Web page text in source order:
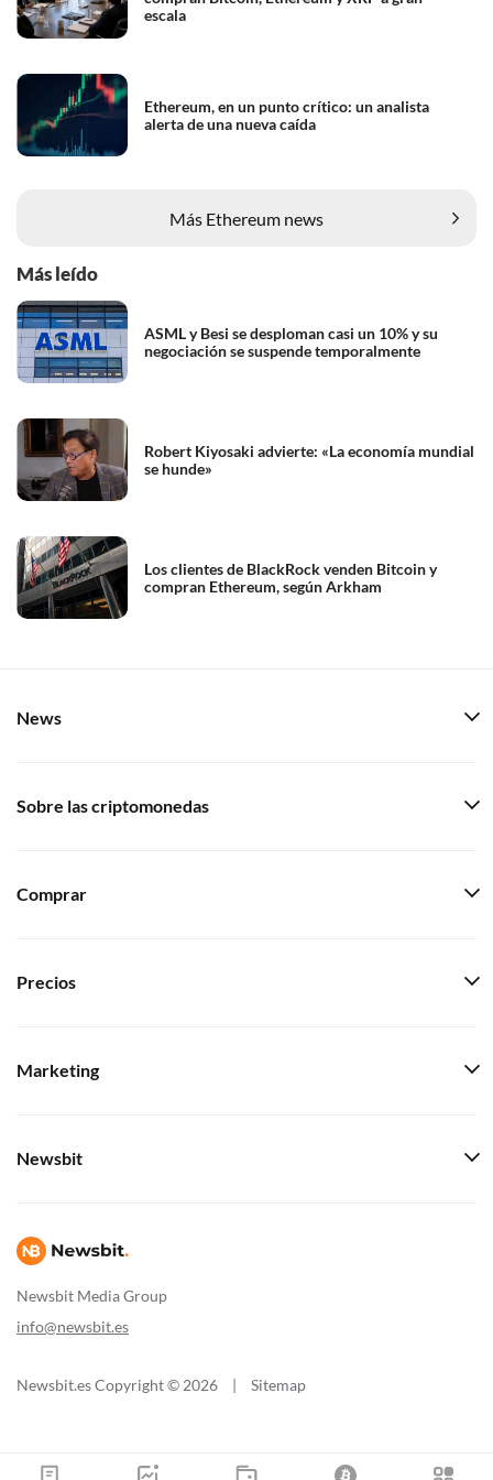
escala
Ethereum, en un punto crítico: un analista
alerta de una nueva caída
Más Ethereum news
Más leído
ASML y Besi se desploman casi un 10% y su
negociación se suspende temporalmente
Robert Kiyosaki advierte: «La economía mundial
se hunde»
Los clientes de BlackRock venden Bitcoin y
compran Ethereum, según Arkham
Newsbit Media Group
info@newsbit.es
News
Sobre las criptomonedas
Comprar
Precios
Marketing
Newsbit
Newsbit.es Copyright © 2026 | Sitemap